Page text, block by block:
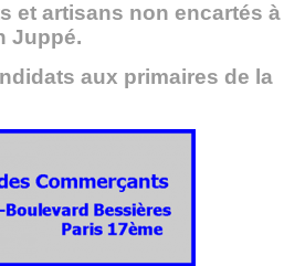
et artisans non encartés à
Juppé.
aux primaires de la